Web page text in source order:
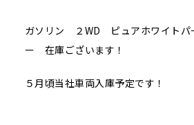
ガソリン ２WD ピュアホワイトパ
ー 在庫ございます！
５月頃当社車両入庫予定です！